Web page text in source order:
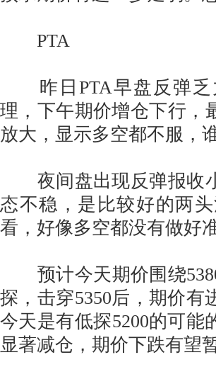
PTA
昨日PTA早盘反弹乏
理，下午期价增仓下行，
放大，显示多空都不服，
夜间盘出现反弹报收
态不稳，是比较好的两
看，好像多空都没有做好准
预计今天期价围绕
探，击穿5350后，期价有
今天是有低探5200的可能
显著减仓，期价下跌有望